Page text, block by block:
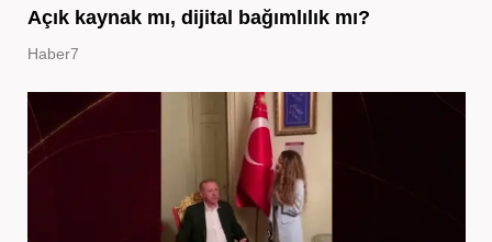
Açık kaynak mı, dijital bağımlılık mı?
Haber7